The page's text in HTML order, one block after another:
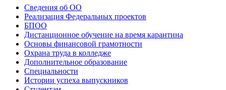
Сведения об ОО
Реализация Федеральных проектов
БПОО
Дистанционное обучение на время карантина
Основы финансовой грамотности
Охрана труда в колледже
Дополнительное образование
Специальности
Истории успеха выпускников